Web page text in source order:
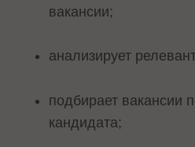
вакансии;
анализирует
подбирает вакансии
кандидата;